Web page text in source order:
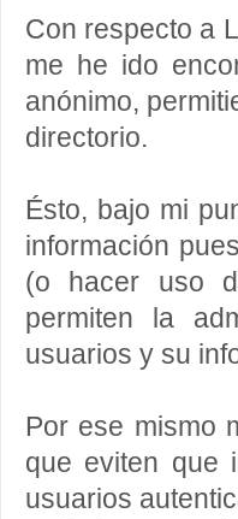
Con respecto a
me he ido
anónimo,
directorio.
Ésto, bajo mi
información
(o hacer uso
permiten la
usuarios y su
Por ese mismo
que eviten que
usuarios